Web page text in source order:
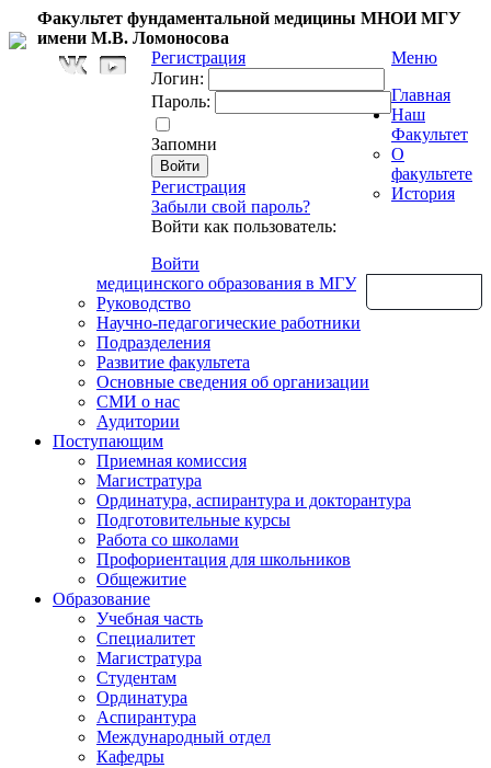
Факультет фундаментальной медицины МНОИ МГУ
имени М.В. Ломоносова
Регистрация
Логин:
Пароль:
Запомни
Регистрация
Забыли свой пароль?
Войти как пользователь:
Войти
Меню
Главная
Наш
Факультет
О
факультете
История
медицинского образования в МГУ
Руководство
Научно-педагогические работники
Подразделения
Развитие факультета
Основные сведения об организации
СМИ о нас
Аудитории
Поступающим
Приемная комиссия
Магистратура
Ординатура, аспирантура и докторантура
Подготовительные курсы
Работа со школами
Профориентация для школьников
Общежитие
Образование
Учебная часть
Специалитет
Магистратура
Студентам
Ординатура
Аспирантура
Международный отдел
Кафедры